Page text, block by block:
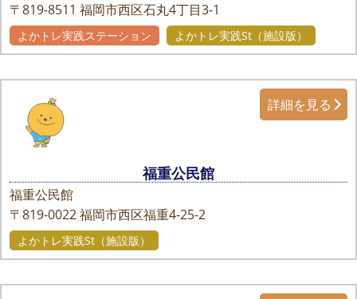
〒819-8511 福岡市西区石丸4丁目3-1
よかトレ実践ステーション よかトレ実践St（施設版）
福重公民館
福重公民館
〒819-0022福岡市西区福重4-25-2
詳細を見る
よかトレ実践St（施設版）